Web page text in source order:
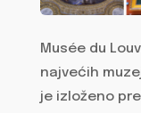
Musée du
najvećih
je izloženo